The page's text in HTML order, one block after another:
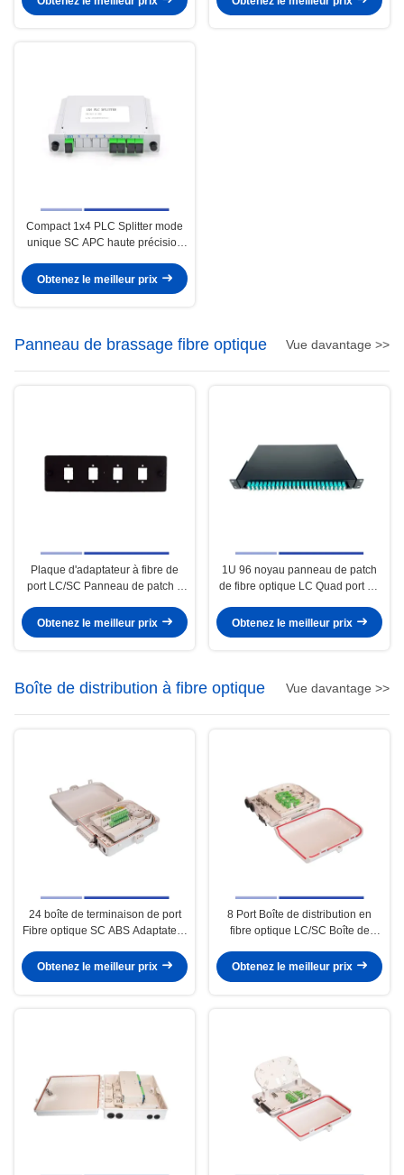
Compact 1x4 PLC Splitter mode
unique SC APC haute précision
Obtenez le meilleur prix
Panneau de brassage fibre optique Vue davantage >>
Plaque d'adaptateur à fibre de
port LC/SC Panneau de patch à
précision
Obtenez le meilleur prix
1U 96 noyau panneau de patch
de fibre optique LC Quad port 19
Quad Adapter
Obtenez le meilleur prix
Boîte de distribution à fibre optique Vue davantage >>
24 boîte de terminaison de port
Fibre optique SC ABS Adaptateur
Obtenez le meilleur prix
8 Port Boîte de distribution en
fibre optique LC/SC Boîte de
Obtenez le meilleur prix